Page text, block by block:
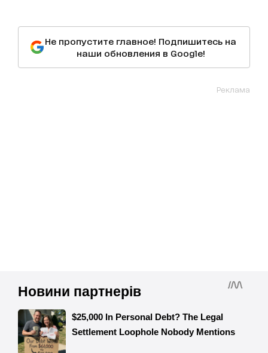
Не пропустите главное! Подпишитесь на
наши обновления в Google!
Реклама